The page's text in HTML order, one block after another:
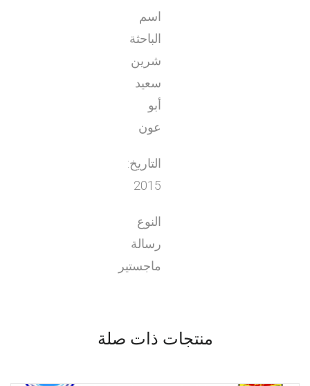
اسم
الباحثة
شرين
سعيد
أبو
عون
التاريخ:
2015
النوع
رسالة
ماجستير
منتجات ذات صلة